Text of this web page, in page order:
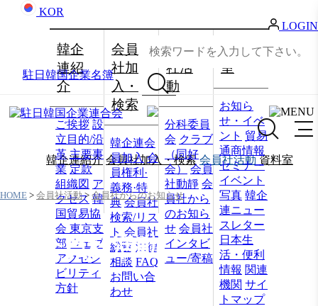
韓企
連紹
介
ご挨拶 設
立目的/沿
革 主要事
業 定款
組織図 ア
クセス 韓
国貿易協
会 東京支
部 ウェブ
アクセシ
ビリティ
方針
会員
社加
入・
検索
韓企連会
員加入 会
員権利·
義務·特
典 会員社
検索/リス
ト 会員社
総覧 法律
相談 FAQ
お問い合
わせ
会員
社活
動
分科委員
会 クラブ
（同好
会） 会員
社動靜 会
員社から
のお知ら
せ 会員社
インタビ
ュー/寄稿
資料
室
お知ら
せ・イベ
ント 貿易
通商情報
セミナー
イベント
写真 韓企
連ニュー
スレター
日本生
活・便利
情報 関連
機関 サイ
トマップ
駐日韓国企業名簿
KOR
LOGIN
韓企連紹介 会員社加入・検索 会員社活動 資料室
HOME > 会員社活動> 会員社からのお知らせ
会員社活動